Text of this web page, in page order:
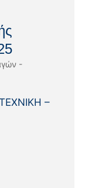
-
–